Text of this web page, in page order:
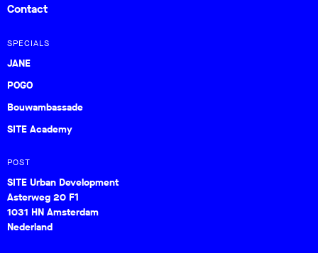
Contact
SPECIALS
JANE
POGO
Bouwambassade
SITE Academy
POST
SITE Urban Development
Asterweg 20 F1
1031 HN Amsterdam
Nederland